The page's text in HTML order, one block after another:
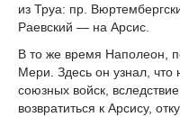
из Труа: пр.
Раевский — на Арсис.
В то же время Наполеон,
Мери. Здесь он узнал,
союзных войск,
возвратиться к Арсису,